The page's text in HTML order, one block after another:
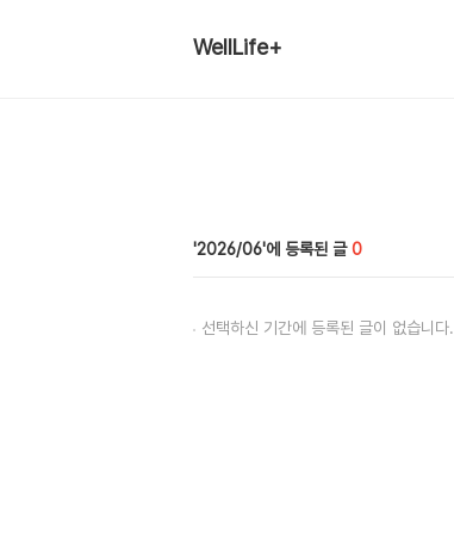
WellLife+
2026/06 0
선택하신 기간에 등록된 글이 없습니다.